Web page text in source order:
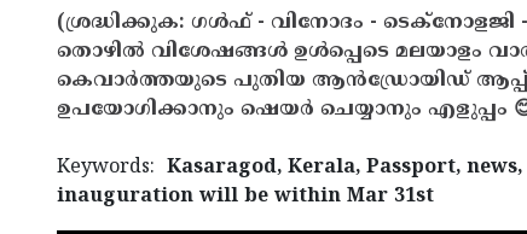
(ശ്രദ്ധിക്കുക: ഗൾഫ് - വിനോദം - ടെക്നോളജി -
തൊഴിൽ വിശേഷങ്ങൾ ഉൾപ്പെടെ മലയാളം
കെവാർത്തയുടെ പുതിയ ആൻഡ്രോയിഡ് ആപ്പ്
ഉപയോഗിക്കാനും ഷെയർ ചെയ്യാനും എളുപ്പം
Keywords: Kasaragod, Kerala, Passport,
inauguration will be within Mar 31st